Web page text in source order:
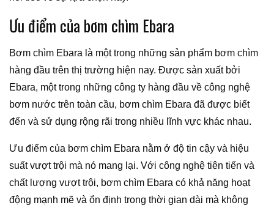
Ưu điểm của bơm chìm Ebara
Bơm chìm Ebara là một trong những sản phẩm bơm chìm
hàng đầu trên thị trường hiện nay. Được sản xuất bởi
Ebara, một trong những công ty hàng đầu về công nghệ
bơm nước trên toàn cầu, bơm chìm Ebara đã được biết
đến và sử dụng rộng rãi trong nhiều lĩnh vực khác nhau.
Ưu điểm của bơm chìm Ebara nằm ở độ tin cậy và hiệu
suất vượt trội mà nó mang lại. Với công nghệ tiên tiến và
chất lượng vượt trội, bơm chìm Ebara có khả năng hoạt
động mạnh mẽ và ổn định trong thời gian dài mà không